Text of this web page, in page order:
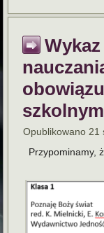
Opublikowano 21
Przypominamy,